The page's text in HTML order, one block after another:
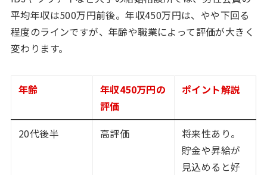
平均年収は500万円前後。年収450万円は、やや下回る
程度のラインですが、年齢や職業によって評価が大きく
変わります。
年齢
年収450万円の
評価
ポイント解説
20代後半 高評価
将来性あり。
貯金や昇給が
見込めると好